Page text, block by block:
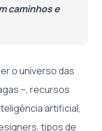
caminhos e
o universo das
–, recursos
artificial,
tipos de